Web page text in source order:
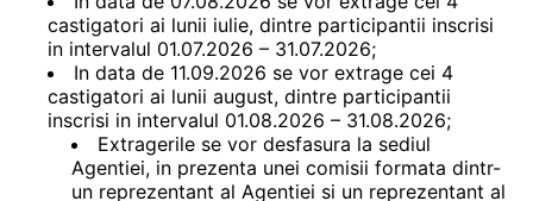
castigatori ai lunii iulie, dintre participantii inscrisi
in intervalul 01.07.2026 – 31.07.2026;
In data de 11.09.2026 se vor extrage cei 4
castigatori ai lunii august, dintre participantii
inscrisi in intervalul 01.08.2026 – 31.08.2026;
Extragerile se vor desfasura la sediul
Agentiei, in prezenta unei comisii formata dintr-
un reprezentant al Agentiei si un reprezentant al